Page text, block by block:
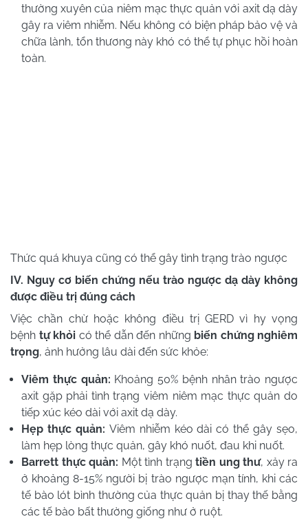
thường xuyên của niêm mạc thực quản với axit dạ dày
gây ra viêm nhiễm. Nếu không có biện pháp bảo vệ và
chữa lành, tổn thương này khó có thể tự phục hồi hoàn
toàn.
Thức quá khuya cũng có thể gây tình trạng trào ngược
IV. Nguy cơ biến chứng nếu trào ngược dạ dày không
được điều trị đúng cách
Việc chần chừ hoặc không điều trị GERD vì hy vọng
bệnh tự khỏi có thể dẫn đến những biến chứng nghiêm
trọng, ảnh hưởng lâu dài đến sức khỏe:
Viêm thực quản: Khoảng 50% bệnh nhân trào ngược
axit gặp phải tình trạng viêm niêm mạc thực quản do
tiếp xúc kéo dài với axit dạ dày.
Hẹp thực quản: Viêm nhiễm kéo dài có thể gây sẹo,
làm hẹp lòng thực quản, gây khó nuốt, đau khi nuốt.
Barrett thực quản: Một tình trạng tiền ung thư, xảy ra
ở khoảng 8-15% người bị trào ngược mạn tính, khi các
tế bào lót bình thường của thực quản bị thay thế bằng
các tế bào bất thường giống như ở ruột.